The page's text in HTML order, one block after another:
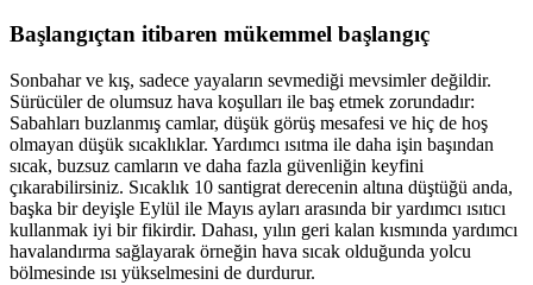
Başlangıçtan itibaren mükemmel başlangıç
Sonbahar ve kış, sadece yayaların sevmediği mevsimler değildir.
Sürücüler de olumsuz hava koşulları ile baş etmek zorundadır:
Sabahları buzlanmış camlar, düşük görüş mesafesi ve hiç de hoş
olmayan düşük sıcaklıklar. Yardımcı ısıtma ile daha işin başından
sıcak, buzsuz camların ve daha fazla güvenliğin keyfini
çıkarabilirsiniz. Sıcaklık 10 santigrat derecenin altına düştüğü anda,
başka bir deyişle Eylül ile Mayıs ayları arasında bir yardımcı ısıtıcı
kullanmak iyi bir fikirdir. Dahası, yılın geri kalan kısmında yardımcı
havalandırma sağlayarak örneğin hava sıcak olduğunda yolcu
bölmesinde ısı yükselmesini de durdurur.